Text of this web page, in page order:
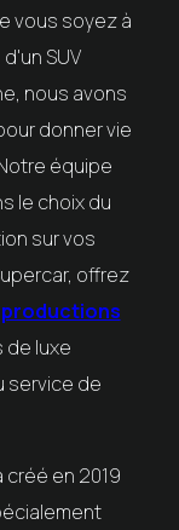
vous soyez à
SUV
nous avons
donner vie
équipe
le choix du
sur vos
offrez
productions
de luxe
service de
créé en 2019